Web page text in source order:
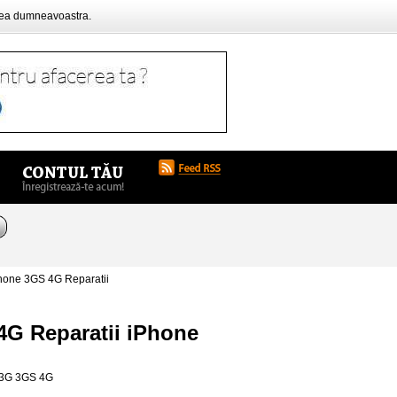
dumneavoastra.
3GS 4G Reparatii
Reparatii iPhone
3GS 4G